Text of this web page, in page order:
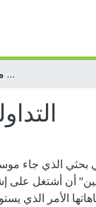
التداولية اتجاهاتها ومباحثها من منظور الفلاسفة الغربيين
بحثي الذي جاء
أن أشتغل على
الأمر